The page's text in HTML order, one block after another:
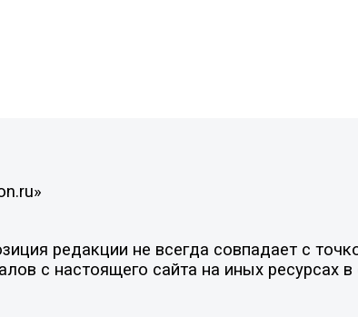
редакции не всегда совпадает с
с настоящего сайта на иных ресурсах